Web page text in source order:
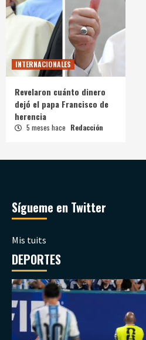
INTERNACIONALES
Revelaron cuánto dinero
dejó el papa Francisco de
herencia
5 meses hace Redacción
Sígueme en Twitter
Mis tuits
DEPORTES